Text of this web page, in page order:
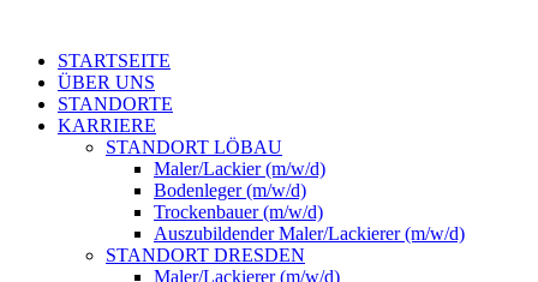
STARTSEITE
ÜBER UNS
STANDORTE
KARRIERE
STANDORT LÖBAU
Maler/Lackier (m/w/d)
Bodenleger (m/w/d)
Trockenbauer (m/w/d)
Auszubildender Maler/Lackierer (m/w/d)
STANDORT DRESDEN
Maler/Lackierer (m/w/d)